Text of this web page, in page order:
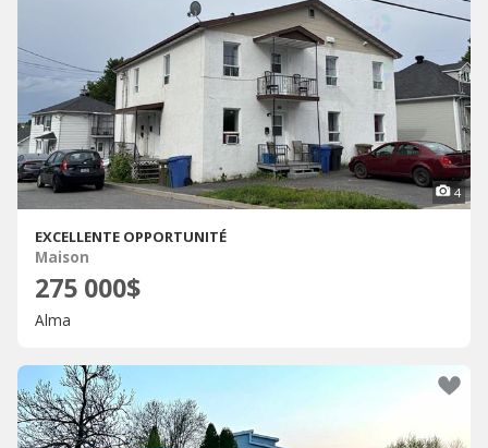
4
EXCELLENTE OPPORTUNITÉ
Maison
275 000$
Alma